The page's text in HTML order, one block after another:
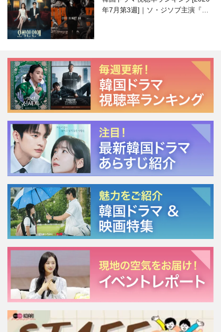
年7月第3週]｜ソ・ジソブ主演『エ